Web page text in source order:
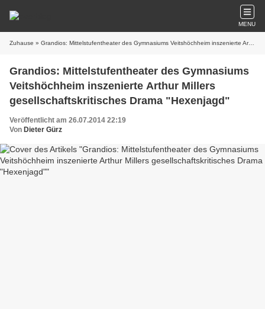
MENU
Zuhause » Grandios: Mittelstufentheater des Gymnasiums Veitshöchheim inszenierte Arthur Millers gesellschaftskritisches Drama "Hexenjagd"
Grandios: Mittelstufentheater des Gymnasiums
Veitshöchheim inszenierte Arthur Millers
gesellschaftskritisches Drama "Hexenjagd"
Veröffentlicht am 26.07.2014 22:19
Von Dieter Gürz